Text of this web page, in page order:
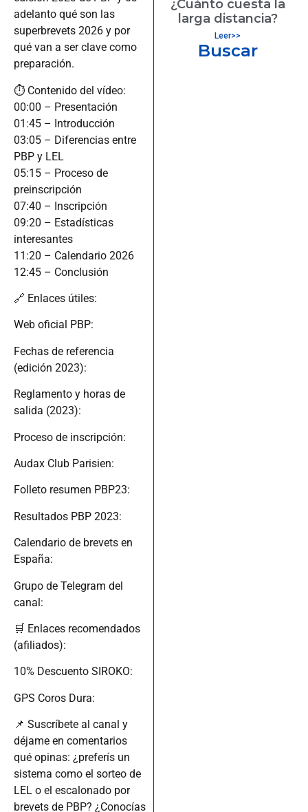
adelanto qué son las
superbrevets 2026 y por
qué van a ser clave como
preparación.
⏱ Contenido del vídeo:
00:00 – Presentación
01:45 – Introducción
03:05 – Diferencias entre
PBP y LEL
05:15 – Proceso de
preinscripción
07:40 – Inscripción
09:20 – Estadísticas
interesantes
11:20 – Calendario 2026
12:45 – Conclusión
🔗 Enlaces útiles:
Web oficial PBP:
Fechas de referencia
(edición 2023):
Reglamento y horas de
salida (2023):
Proceso de inscripción:
Audax Club Parisien:
Folleto resumen PBP23:
Resultados PBP 2023:
Calendario de brevets en
España:
Grupo de Telegram del
canal:
🛒 Enlaces recomendados
(afiliados):
10% Descuento SIROKO:
GPS Coros Dura:
📌 Suscríbete al canal y
déjame en comentarios
qué opinas: ¿preferís un
sistema como el sorteo de
LEL o el escalonado por
brevets de PBP? ¿Conocías
¿Cuánto cuesta la
larga distancia?
Leer>>
Buscar